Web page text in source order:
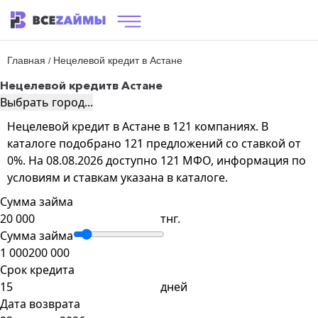
Главная / Нецелевой кредит в Астане
Нецелевой кредитв Астане
Выбрать город...
Нецелевой кредит в Астане в 121 компаниях. В
каталоге подобрано 121 предложений со ставкой от
0%. На 08.08.2026 доступно 121 МФО, информация по
условиям и ставкам указана в каталоге.
Сумма займа
тнг.
Сумма займа
1 000200 000
Срок кредита
дней
Дата возврата